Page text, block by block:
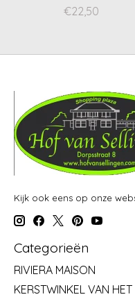
€22,50
Kijk ook eens op onze
Categorieën
RIVIERA MAISON
KERSTWINKEL VAN